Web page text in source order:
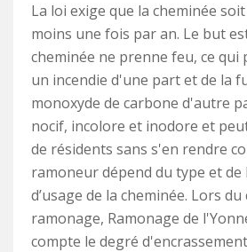
La loi exige que la cheminée
moins une fois par an. Le but
cheminée ne prenne feu, ce
un incendie d'une part et de la
monoxyde de carbone d'autre
nocif, incolore et inodore et
de résidents sans s'en rendre
ramoneur dépend du type et de
d’usage de la cheminée. Lors
ramonage, Ramonage de
compte le degré